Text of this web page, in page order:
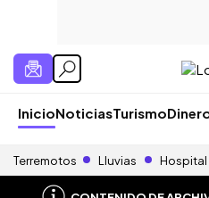
InicioNoticiasTurismo
Terremotos Lluvias Hospital